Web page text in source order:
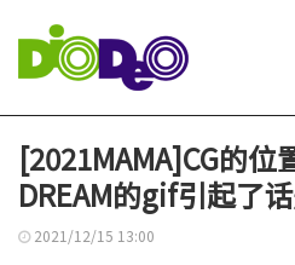
[2021MAMA]CG的位
DREAM的gif引起了
2021/12/15 13:00